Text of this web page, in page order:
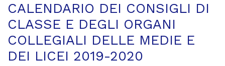
CALENDARIO DEI CONSIGLI DI
CLASSE E DEGLI ORGANI
COLLEGIALI DELLE MEDIE E
DEI LICEI 2019-2020